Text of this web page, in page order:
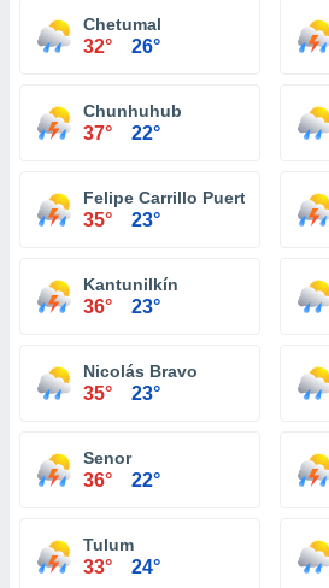
Chetumal
32° 26°
Chunhuhub
37° 22°
Felipe Carrillo Puerto
35° 23°
Kantunilkín
36° 23°
Nicolás Bravo
35° 23°
Senor
36° 22°
Tulum
33° 24°